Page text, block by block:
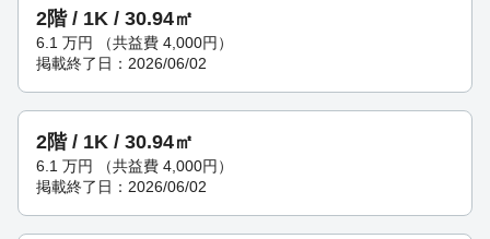
2階 / 1K / 30.94㎡
6.1 万円
（共益費 4,000円）
掲載終了日：2026/06/02
2階 / 1K / 30.94㎡
6.1 万円
（共益費 4,000円）
掲載終了日：2026/06/02